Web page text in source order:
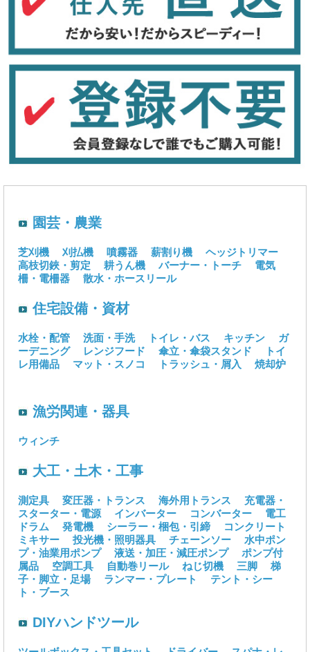
園芸・農業
芝刈機 刈払機 噴霧器 薪割り機
ヘッジトリマー
高枝切鋏・剪定
耕うん機 バーナー・トーチ
電気
柵・電柵器
散水・ホースリール
住宅設備・資材
水栓・配管 洗面・手洗 トイレ・バス キッチン
ガ
ーデニング
レンジフード 傘立・傘袋スタンド
トイ
レ用備品
マット・スノコ トラッシュ・屑入 焼却炉
漁労関連・器具
ウィンチ
大工・土木・工事
測定具 変圧器・トランス 海外用トランス
充電器・
スターター・電源
インバーター コンバーター
電工
ドラム
発電機 シーラー・梱包・引締
コンクリート
ミキサー
投光機・照明器具 チェーンソー
水中ポン
プ・油業用ポンプ
液送・加圧・減圧ポンプ
ポンプ付
属品
空調工具 自動巻リール ねじ切機 三脚
梯
子・脚立・足場
ランマー・プレート
テント・シー
ト・ブース
DIYハンドツール